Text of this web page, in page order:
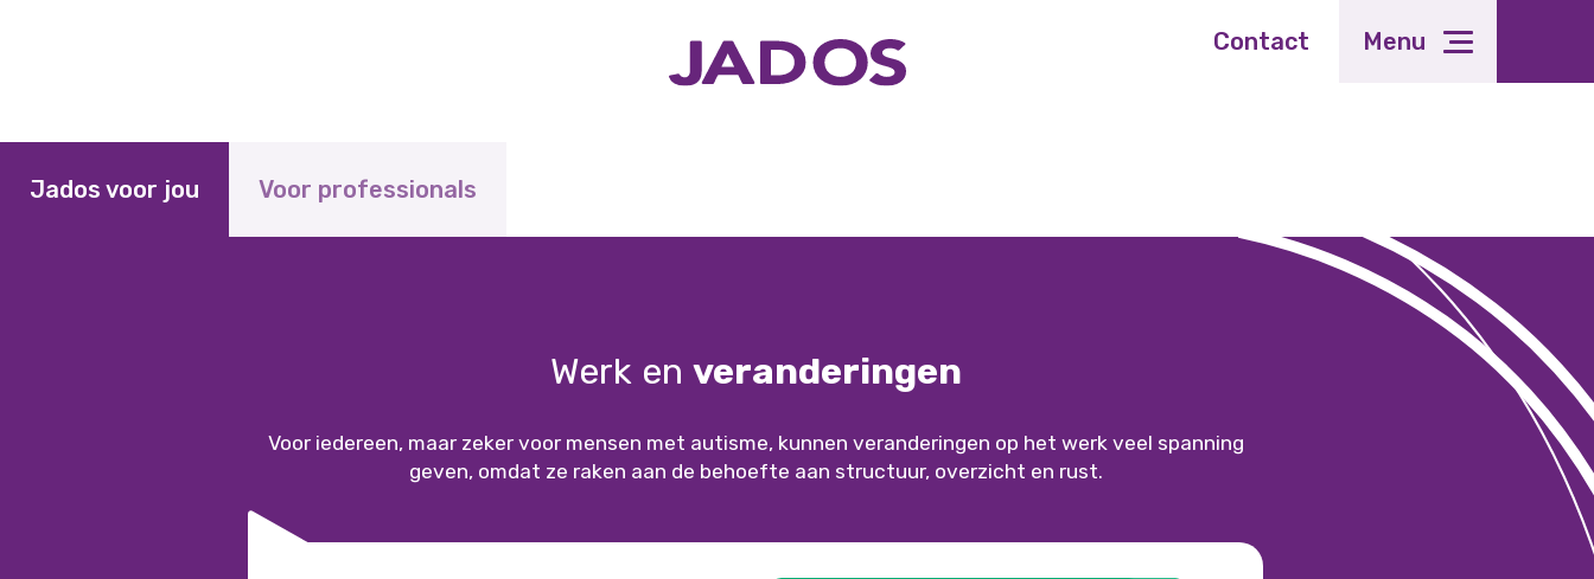
Contact Menu
Jados voor jou Voor professionals
Werk en veranderingen
Voor iedereen, maar zeker voor mensen met autisme, kunnen veranderingen op het werk veel spanning
geven, omdat ze raken aan de behoefte aan structuur, overzicht en rust.